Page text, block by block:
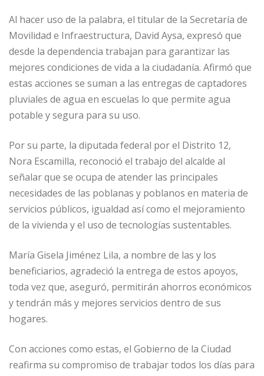
Al hacer uso de la palabra, el titular de la Secretaría de
Movilidad e Infraestructura, David Aysa, expresó que
desde la dependencia trabajan para garantizar las
mejores condiciones de vida a la ciudadanía. Afirmó que
estas acciones se suman a las entregas de captadores
pluviales de agua en escuelas lo que permite agua
potable y segura para su uso.
Por su parte, la diputada federal por el Distrito 12,
Nora Escamilla, reconoció el trabajo del alcalde al
señalar que se ocupa de atender las principales
necesidades de las poblanas y poblanos en materia de
servicios públicos, igualdad así como el mejoramiento
de la vivienda y el uso de tecnologías sustentables.
María Gisela Jiménez Lila, a nombre de las y los
beneficiarios, agradeció la entrega de estos apoyos,
toda vez que, aseguró, permitirán ahorros económicos
y tendrán más y mejores servicios dentro de sus
hogares.
Con acciones como estas, el Gobierno de la Ciudad
reafirma su compromiso de trabajar todos los días para